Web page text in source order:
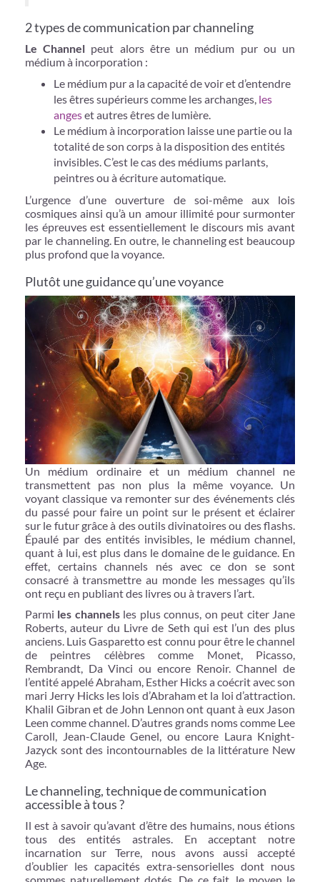
2 types de communication par channeling
Le Channel peut alors être un médium pur ou un
médium à incorporation :
Le médium pur a la capacité de voir et d’entendre
les êtres supérieurs comme les archanges, les
angeset autres êtres de lumière.
Le médium à incorporation laisse une partie ou la
totalité de son corps à la disposition des entités
invisibles. C’est le cas des médiums parlants,
peintres ou à écriture automatique.
L’urgence d’une ouverture de soi-même aux lois
cosmiques ainsi qu’à un amour illimité pour surmonter
les épreuves est essentiellement le discours mis avant
par le channeling. En outre, le channeling est beaucoup
plus profond que la voyance.
Plutôt une guidance qu’une voyance
Un médium ordinaire et un médium channel ne
transmettent pas non plus la même voyance. Un
voyant classique va remonter sur des événements clés
du passé pour faire un point sur le présent et éclairer
sur le futur grâce à des outils divinatoires ou des flashs.
Épaulé par des entités invisibles, le médium channel,
quant à lui, est plus dans le domaine de le guidance. En
effet, certains channels nés avec ce don se sont
consacré à transmettre au monde les messages qu’ils
ont reçu en publiant des livres ou à travers l’art.
Parmi les channelsles plus connus, on peut citer Jane
Roberts, auteur du Livre de Seth qui est l’un des plus
anciens. Luis Gasparetto est connu pour être le channel
de peintres célèbres comme Monet, Picasso,
Rembrandt, Da Vinci ou encore Renoir. Channel de
l’entité appelé Abraham, Esther Hicks a coécrit avec son
mari Jerry Hicks les lois d’Abraham et la loi d’attraction.
Khalil Gibran et de John Lennon ont quant à eux Jason
Leen comme channel. D’autres grands noms comme Lee
Caroll, Jean-Claude Genel, ou encore Laura Knight-
Jazyck sont des incontournables de la littérature New
Age.
Le channeling, technique de communication
accessible à tous ?
Il est à savoir qu’avant d’être des humains, nous étions
tous des entités astrales. En acceptant notre
incarnation sur Terre, nous avons aussi accepté
d’oublier les capacités extra-sensorielles dont nous